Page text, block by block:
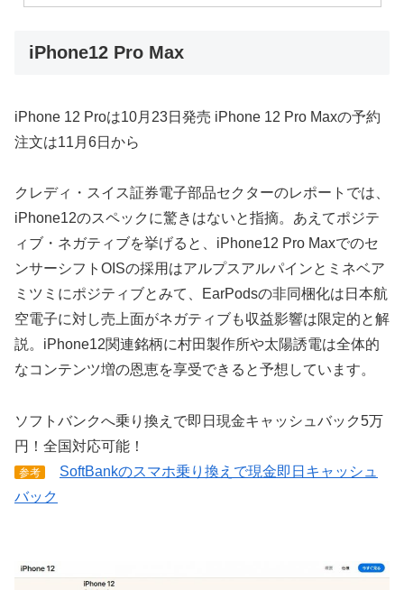
iPhone12 Pro Max
iPhone 12 Proは10月23日発売 iPhone 12 Pro Maxの予約
注文は11月6日から
クレディ・スイス証券電子部品セクターのレポートでは、
iPhone12のスペックに驚きはないと指摘。あえてポジテ
ィブ・ネガティブを挙げると、iPhone12 Pro Maxでのセ
ンサーシフトOISの採用はアルプスアルパインとミネベア
ミツミにポジティブとみて、EarPodsの非同梱化は日本航
空電子に対し売上面がネガティブも収益影響は限定的と解
説。iPhone12関連銘柄に村田製作所や太陽誘電は全体的
なコンテンツ増の恩恵を享受できると予想しています。
ソフトバンクへ乗り換えで即日現金キャッシュバック5万
円！全国対応可能！
参考
SoftBankのスマホ乗り換えで現金即日キャッシュ
バック